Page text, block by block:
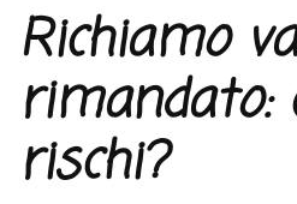
Richiamo
rimandato:
rischi?